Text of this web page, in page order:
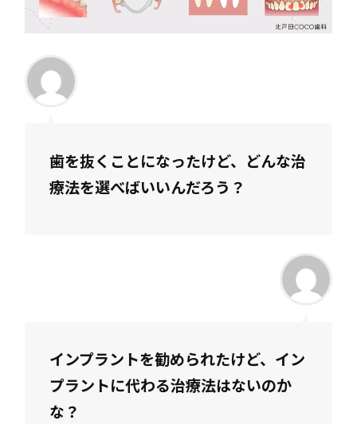
歯を抜くことになったけど、どんな治
療法を選べばいいんだろう？
インプラントを勧められたけど、イン
プラントに代わる治療法はないのか
な？